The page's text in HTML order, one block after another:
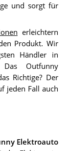
und sorgt für
erleichtern
Produkt. Wir
Händler in
Outfunny
Richtige? Der
jeden Fall auch
Elektroauto